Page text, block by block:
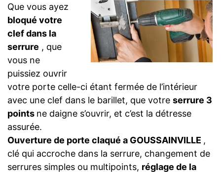
Que vous ayez
bloqué votre
clef dans la
serrure , que
vous ne
puissiez ouvrir
votre porte celle-ci étant fermée de l’intérieur
avec une clef dans le barillet, que votre serrure 3
points ne daigne s’ouvrir, et c’est la détresse
assurée.
Ouverture de porte claqué a GOUSSAINVILLE ,
clé qui accroche dans la serrure, changement de
serrures simples ou multipoints, réglage de la